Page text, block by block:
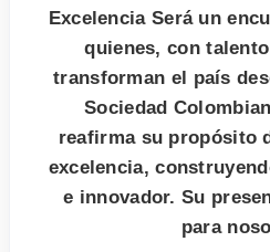
Excelencia Será un
quienes, con
transforman el país
Sociedad
reafirma su propósito
excelencia,
e innovador. Su
para